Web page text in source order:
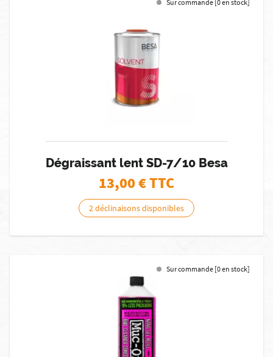
Sur commande [0 en stock]
Dégraissant lent SD-7/10 Besa
13,00€ TTC
2 déclinaisons disponibles
Sur commande [0 en stock]